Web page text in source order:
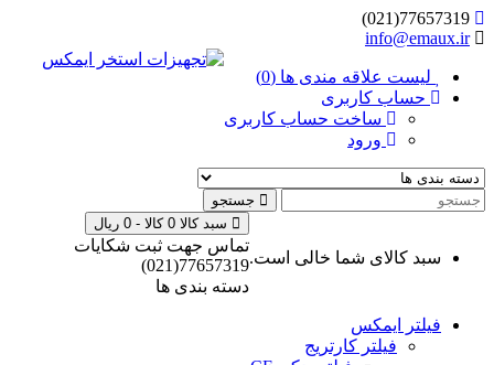
77657319(021)
info@emaux.ir
لیست علاقه مندی ها (0)
حساب کاربری
ساخت حساب کاربری
ورود
سبد کالا 0 کالا - 0 ریال
سبد کالای شما خالی است.
تماس جهت ثبت شکایات
77657319(021)
دسته بندی ها
فیلتر ایمکس
فیلتر کارتریج